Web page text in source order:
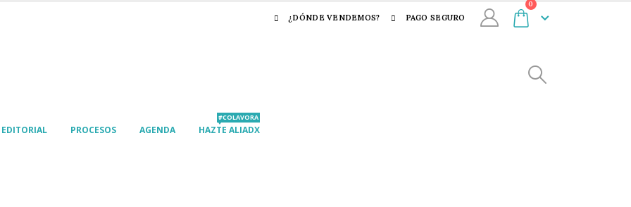
¿DÓNDE VENDEMOS? PAGO SEGURO
0
EDITORIAL PROCESOS AGENDA HAZTE ALIADX
#COLAVORA